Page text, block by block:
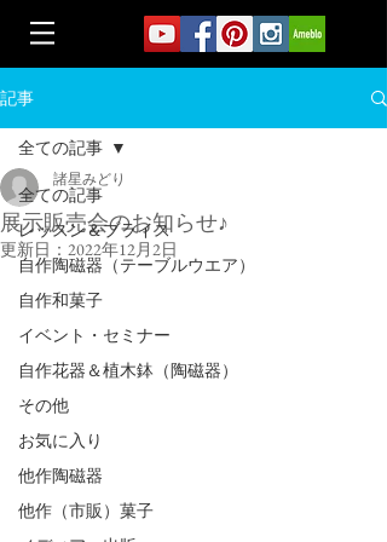
記事
全ての記事
レッスン＆プライス
自作陶磁器（テーブルウエア）
自作和菓子
イベント・セミナー
自作花器＆植木鉢（陶磁器）
その他
お気に入り
他作陶磁器
他作（市販）菓子
全ての記事
展示販売会のお知らせ♪
諸星みどり
更新日： 2022年12月2日